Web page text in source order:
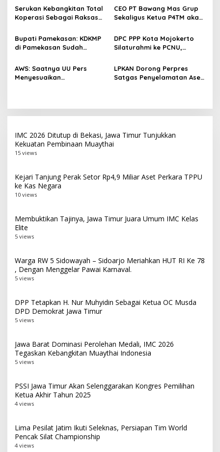
o
Timur
Dunia
Serukan Kebangkitan Total
Koperasi Sebagai Raksasa
79
CEO PT Bawang Mas Grup
Sekaligus Ketua P4TM akan
Tembakau di Madura
Bupati Pamekasan: KDKMP
di Pamekasan Sudah
Selesai Akhir Juli 2026
DPC PPP Kota Mojokerto
Silaturahmi ke PCNU,
Masyarakat
AWS: Saatnya UU Pers
Menyesuaikan
LPKAN Dorong Perpres
Satgas Penyelamatan Aset
IMC 2026 Ditutup di Bekasi, Jawa Timur Tunjukkan
Kekuatan Pembinaan Muaythai
15 views
Kejari Tanjung Perak Setor Rp4,9 Miliar Aset Perkara TPPU
ke Kas Negara
10 views
Membuktikan Tajinya, Jawa Timur Juara Umum IMC Kelas
Elite
5 views
Warga RW 5 Sidowayah – Sidoarjo Meriahkan HUT RI Ke 78
, Dengan Menggelar Pawai Karnaval.
5 views
DPP Tetapkan H. Nur Muhyidin Sebagai Ketua OC Musda
DPD Demokrat Jawa Timur
5 views
Jawa Barat Dominasi Perolehan Medali, IMC 2026
Tegaskan Kebangkitan Muaythai Indonesia
5 views
PSSI Jawa Timur Akan Selenggarakan Kongres Pemilihan
Ketua Akhir Tahun 2025
4 views
Lima Pesilat Jatim Ikuti Seleknas, Persiapan Tim World
Pencak Silat Championship
4 views